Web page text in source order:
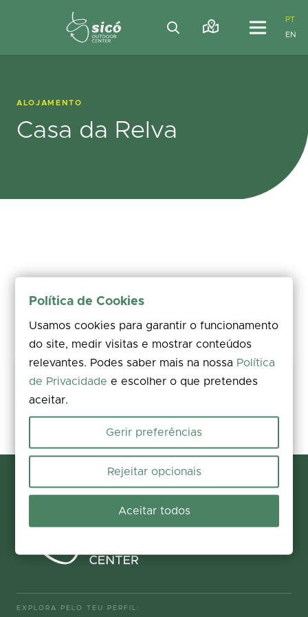
PT
EN
ALOJAMENTO
Casa da Relva
Partilha a tua experiência
Avalia, deixa um comentário e acrescenta fotos. A tua opinião
EXPLORA PELO TEU PERFIL:
Política de Cookies
Usamos cookies para garantir o funcionamento
do site, medir visitas e mostrar conteúdos
relevantes. Podes saber mais na nossa Política
de Privacidade e escolher o que pretendes
aceitar.
Gerir preferências
Rejeitar opcionais
Aceitar todos